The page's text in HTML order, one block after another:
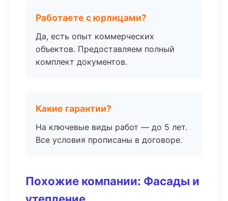
Работаете с юрлицами?
Да, есть опыт коммерческих
объектов. Предоставляем полный
комплект документов.
Какие гарантии?
На ключевые виды работ — до 5 лет.
Все условия прописаны в договоре.
Похожие компании: Фасады и